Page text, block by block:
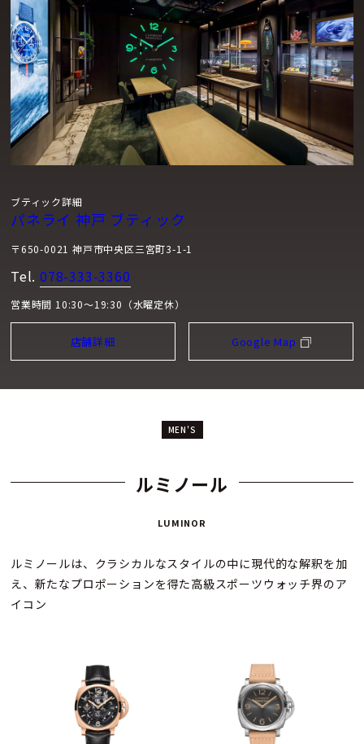
ブティック詳細
パネライ 神戸 ブティック
〒650-0021 神戸市中央区三宮町3-1-1
Tel. 078-333-3360
営業時間 10:30～19:30（水曜定休）
店舗詳細 Google Map
MEN'S
ルミノール
LUMINOR
ルミノールは、クラシカルなスタイルの中に現代的な解釈を加
え、新たなプロポーションを得た高級スポーツウォッチ界のア
イコン